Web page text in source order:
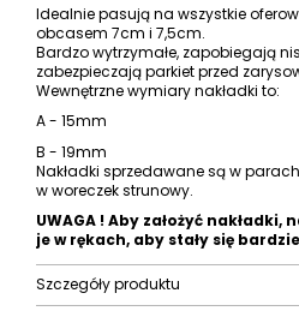
Idealnie pasują na wszystkie
obcasem 7cm i 7,5cm.
Bardzo wytrzymałe, zapobiegają
zabezpieczają parkiet przed
Wewnętrzne wymiary nakładki to:
A - 15mm
B - 19mm
Nakładki sprzedawane są w
w woreczek strunowy.
UWAGA ! Aby założyć
je w rękach, aby stały się
Szczegóły produktu